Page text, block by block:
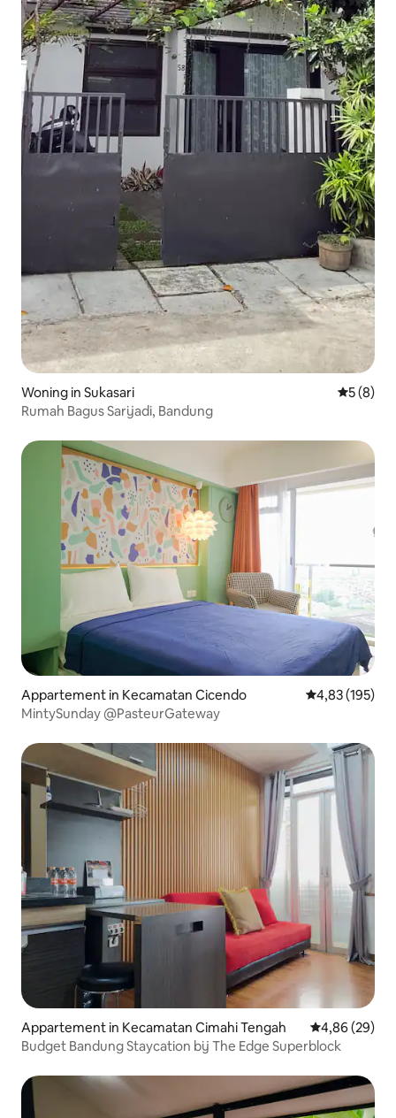
Woning in Sukasari
5 (8)
Rumah Bagus Sarijadi, Bandung
Appartement in Kecamatan Cicendo Gemiddelde
4,83 (195)
MintySunday @PasteurGateway
Appartement in Kecamatan Cimahi Tengah Gemiddelde
4,86 (29)
Budget Bandung Staycation bij The Edge Superblock